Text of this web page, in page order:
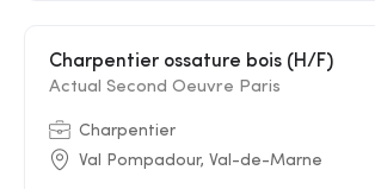
Charpentier ossature bois (H/F)
Actual Second Oeuvre Paris
Charpentier
Val Pompadour, Val-de-Marne